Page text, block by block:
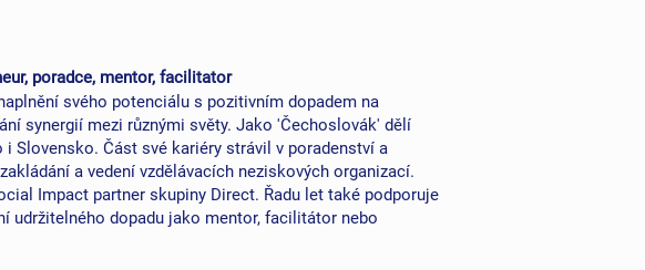
poradce, mentor, facilitator
svého potenciálu s pozitivním dopadem na
synergií mezi různými světy. Jako 'Čechoslovák' dělí
Slovensko. Část své kariéry strávil v poradenství a
a vedení vzdělávacích neziskových organizací.
Impact partner skupiny Direct. Řadu let také podporuje
udržitelného dopadu jako mentor, facilitátor nebo